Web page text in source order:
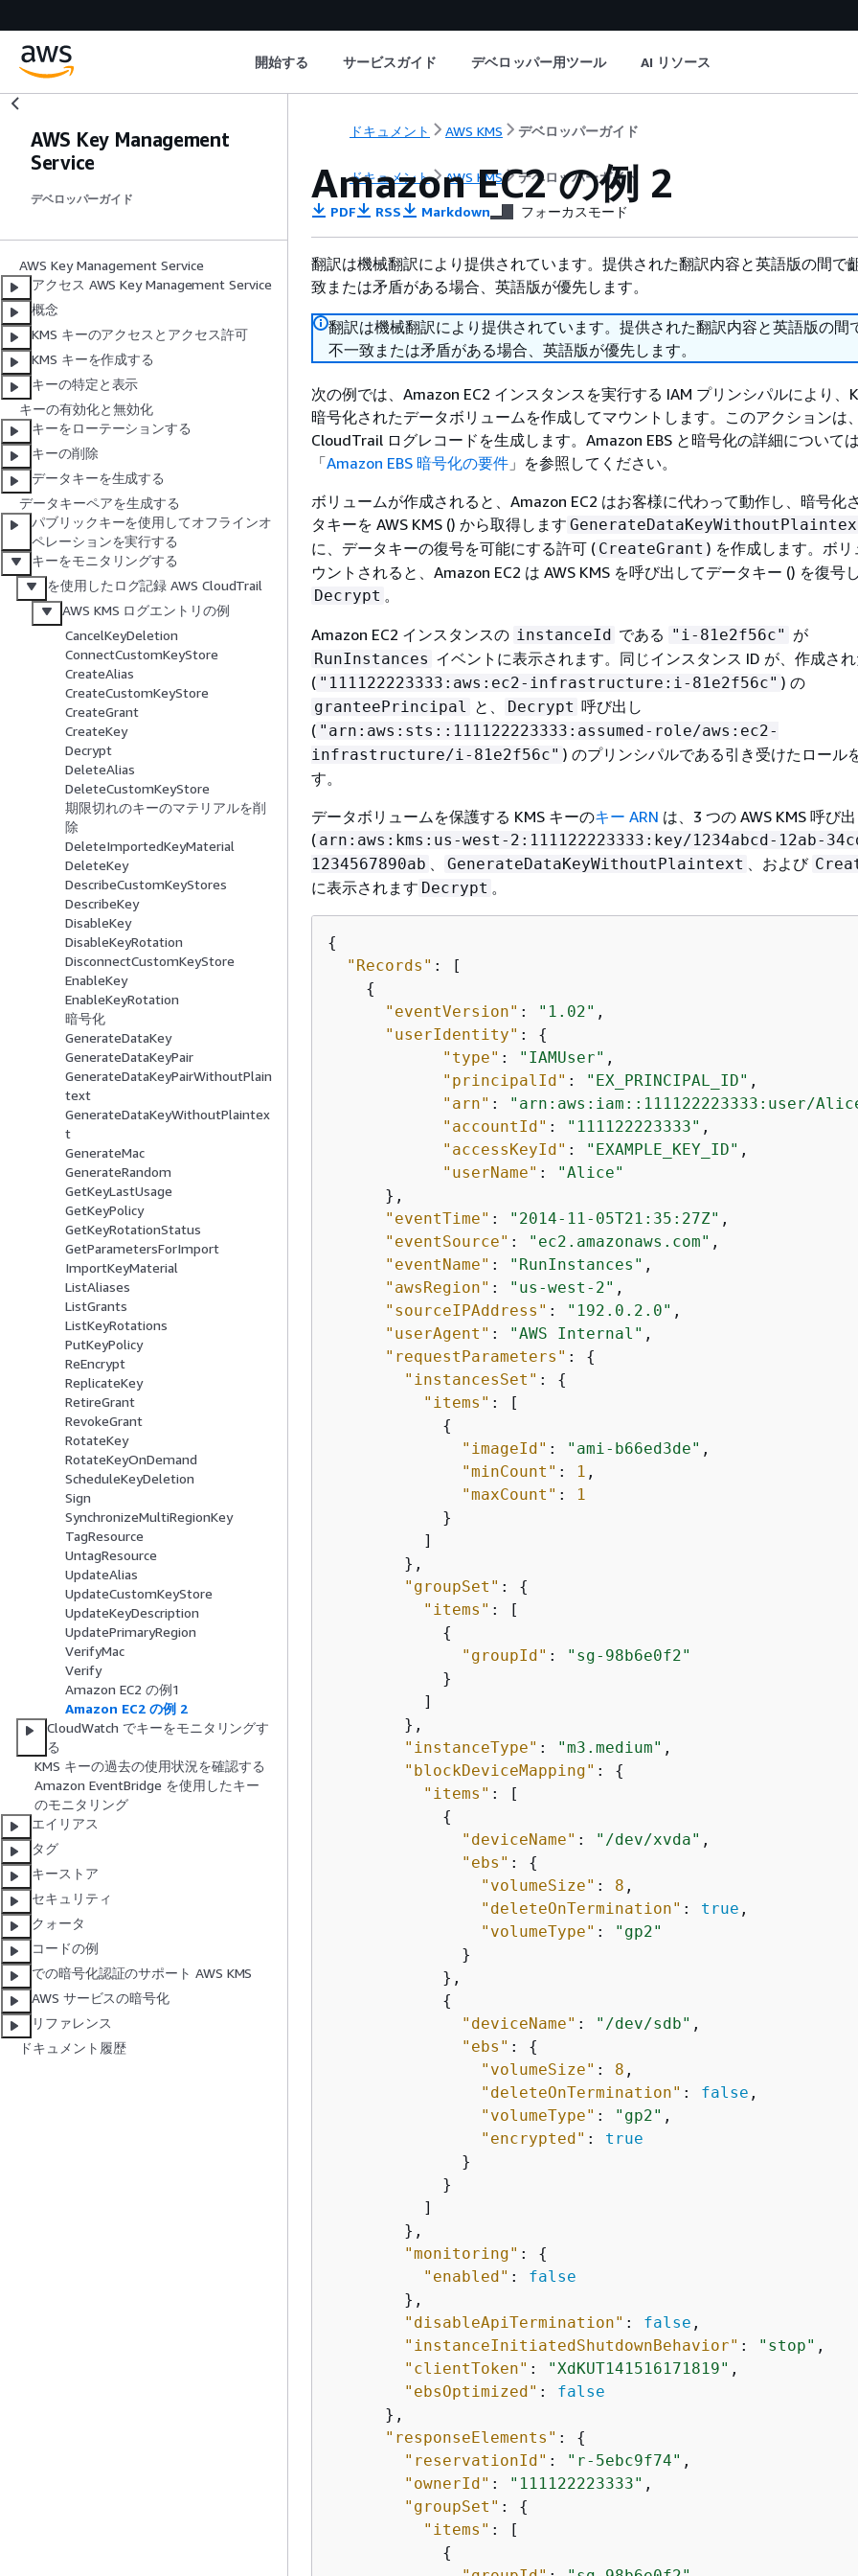
開始する サービスガイド デベロッパー用ツール AI リソース
AWS Key Management
Service
デベロッパーガイド
AWS Key Management Service
アクセス AWS Key Management Service
概念
KMS キーのアクセスとアクセス許可
KMS キーを作成する
キーの特定と表示
キーの有効化と無効化
キーをローテーションする
キーの削除
データキーを生成する
データキーペアを生成する
パブリックキーを使用してオフラインオ
ペレーションを実行する
キーをモニタリングする
を使用したログ記録 AWS CloudTrail
AWS KMS ログエントリの例
CancelKeyDeletion
ConnectCustomKeyStore
CreateAlias
CreateCustomKeyStore
CreateGrant
CreateKey
Decrypt
DeleteAlias
DeleteCustomKeyStore
期限切れのキーのマテリアルを削
除
DeleteImportedKeyMaterial
DeleteKey
DescribeCustomKeyStores
DescribeKey
DisableKey
DisableKeyRotation
DisconnectCustomKeyStore
EnableKey
EnableKeyRotation
暗号化
GenerateDataKey
GenerateDataKeyPair
GenerateDataKeyPairWithoutPlain
text
GenerateDataKeyWithoutPlaintex
t
GenerateMac
GenerateRandom
GetKeyLastUsage
GetKeyPolicy
GetKeyRotationStatus
GetParametersForImport
ImportKeyMaterial
ListAliases
ListGrants
ListKeyRotations
PutKeyPolicy
ReEncrypt
ReplicateKey
RetireGrant
RevokeGrant
RotateKey
RotateKeyOnDemand
ScheduleKeyDeletion
Sign
SynchronizeMultiRegionKey
TagResource
UntagResource
UpdateAlias
UpdateCustomKeyStore
UpdateKeyDescription
UpdatePrimaryRegion
VerifyMac
Verify
Amazon EC2 の例1
Amazon EC2 の例 2
CloudWatch でキーをモニタリングす
る
KMS キーの過去の使用状況を確認する
Amazon EventBridge を使用したキー
のモニタリング
エイリアス
タグ
キーストア
セキュリティ
クォータ
コードの例
での暗号化認証のサポート AWS KMS
AWS サービスの暗号化
リファレンス
ドキュメント履歴
ドキュメント AWS KMS デベロッパーガイド
ドキュメント AWS KMS デベロッパーガイド
Amazon EC2 の例 2
PDF RSS Markdown フォーカスモード
翻訳は機械翻訳により提供されています。提供された翻訳内容と英語版の間で
致または矛盾がある場合、英語版が優先します。
翻訳は機械翻訳により提供されています。提供された翻訳内容と英語版の間
不一致または矛盾がある場合、英語版が優先します。
次の例では、Amazon EC2 インスタンスを実行する IAM プリンシパルにより、
暗号化されたデータボリュームを作成してマウントします。このアクションは
CloudTrail ログレコードを生成します。Amazon EBS と暗号化の詳細については
「Amazon EBS 暗号化の要件 」を参照してください。
ボリュームが作成されると、Amazon EC2 はお客様に代わって動作し、暗号化
タキーを AWS KMS () から取得します
に、データキーの復号を可能にする許可 ( CreateGrant ) を作成します。ボリ
ウントされると、Amazon EC2 は AWS KMS を呼び出してデータキー () を復号
Decrypt 。
Amazon EC2 インスタンスの instanceId である "i-81e2f56c" が
RunInstances イベントに表示されます。同じインスタンス ID が、作成さ
( "111122223333:aws:ec2-infrastructure:i-81e2f56c" ) の
granteePrincipal と、 Decrypt 呼び出し
( "arn:aws:sts::111122223333:assumed-role/aws:ec2-
infrastructure/i-81e2f56c" ) のプリンシパルである引き受けたロール
す。
データボリュームを保護する KMS キーのキー ARN は、3 つの AWS KMS 呼び
( arn:aws:kms:us-west-2:111122223333:key/1234abcd-12ab-
1234567890ab 、 GenerateDataKeyWithoutPlaintext 、および
に表示されます Decrypt 。
{
"Records" : [
{
"eventVersion" : "1.02" ,
"userIdentity" : {
"type" : "IAMUser" ,
"principalId" : "EX_PRINCIPAL_ID" ,
"arn" : "arn:aws:iam::111122223333:user/
"accountId" : "111122223333" ,
"accessKeyId" : "EXAMPLE_KEY_ID" ,
"userName" :
"Alice"
      },
"eventTime" : "2014-11-05T21:35:27Z" ,
"eventSource" : "ec2.amazonaws.com" ,
"eventName" : "RunInstances" ,
"awsRegion" : "us-west-2" ,
"sourceIPAddress" : "192.0.2.0" ,
"userAgent" : "AWS Internal" ,
"requestParameters" : {
"instancesSet" : {
"items" : [
{
"imageId" : "ami-b66ed3de" ,
"minCount" : 1 ,
"maxCount" :
1
            }
          ]
        },
"groupSet" : {
"items" : [
{
"groupId" :
"sg-98b6e0f2"
            }
          ]
        },
"instanceType" : "m3.medium" ,
"blockDeviceMapping" : {
"items" : [
{
"deviceName" : "/dev/xvda" ,
"ebs" : {
"volumeSize" : 8 ,
"deleteOnTermination" : true ,
"volumeType" :
"gp2"
              }
            },
{
"deviceName" : "/dev/sdb" ,
"ebs" : {
"volumeSize" : 8 ,
"deleteOnTermination" : false ,
"volumeType" : "gp2" ,
"encrypted" : true
              }
            }
          ]
        },
"monitoring" : {
"enabled" : false
        },
"disableApiTermination" : false ,
"instanceInitiatedShutdownBehavior" : "stop" ,
"clientToken" : "XdKUT141516171819" ,
"ebsOptimized" : false
      },
"responseElements" : {
"reservationId" : "r-5ebc9f74" ,
"ownerId" : "111122223333" ,
"groupSet" : {
"items" : [
{